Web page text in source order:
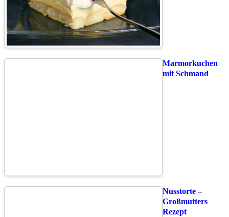
Marmorkuchen
mit Schmand
Nusstorte –
Großmutters
Rezept